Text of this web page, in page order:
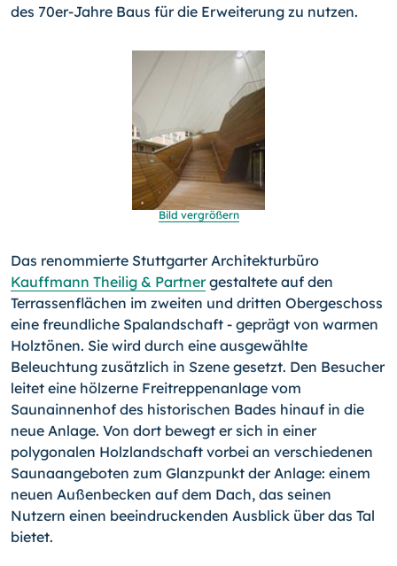
des 70er-Jahre Baus für die Erweiterung zu nutzen.
Bild vergrößern
Das renommierte Stuttgarter Architekturbüro
Kauffmann Thei­lig & Partnergestaltete auf den
Terrassenflächen im zweiten und dritten Obergeschoss
eine freundliche Spalandschaft - ge­prägt von warmen
Holztönen. Sie wird durch eine ausgewählte
Beleuchtung zusätzlich in Szene gesetzt. Den Besucher
leitet eine hölzerne Freitreppenanlage vom
Saunainnenhof des histo­rischen Bades hinauf in die
neue Anlage. Von dort bewegt er sich in einer
polygonalen Holzlandschaft vorbei an verschie­de­nen
Saunaangeboten zum Glanzpunkt der Anlage: einem
neuen Außenbecken auf dem Dach, das seinen
Nutzern einen beein­druckenden Ausblick über das Tal
bietet.